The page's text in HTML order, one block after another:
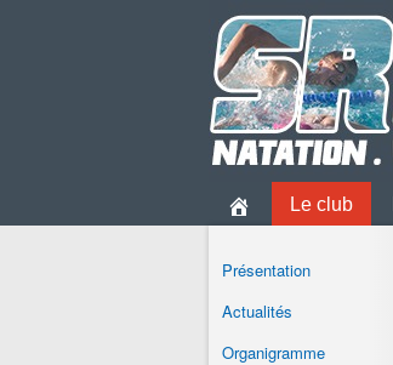
Le club
Présentation
Actualités
Organigramme